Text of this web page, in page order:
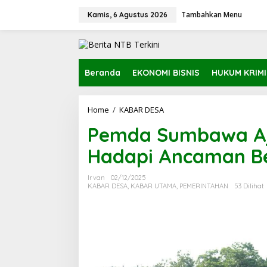
Kamis, 6 Agustus 2026 Tambahkan Menu
Beranda EKONOMI BISNIS HUKUM
Home / KABAR DESA
m
d
a
S
m
a
Pemda Sumbawa
Hadapi Ancaman
Irvan
02/12/2025
KABAR DESA, KABAR UTAMA, PEMERINTAHAN 53 Dilihat